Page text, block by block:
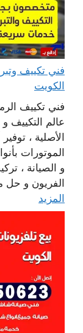
الكويت
فني تكييف
عالم التكييف و
الأصلية ،
الموتورات
و الصيانة ،
الفريون و حل
المزيد